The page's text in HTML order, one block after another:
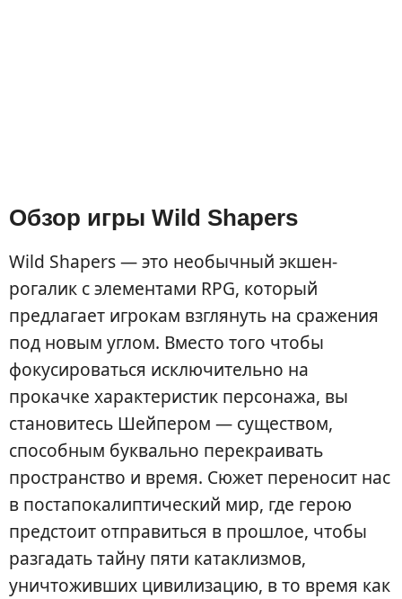
Обзор игры Wild Shapers
Wild Shapers — это необычный экшен-
рогалик с элементами RPG, который
предлагает игрокам взглянуть на сражения
под новым углом. Вместо того чтобы
фокусироваться исключительно на
прокачке характеристик персонажа, вы
становитесь Шейпером — существом,
способным буквально перекраивать
пространство и время. Сюжет переносит нас
в постапокалиптический мир, где герою
предстоит отправиться в прошлое, чтобы
разгадать тайну пяти катаклизмов,
уничтоживших цивилизацию, в то время как